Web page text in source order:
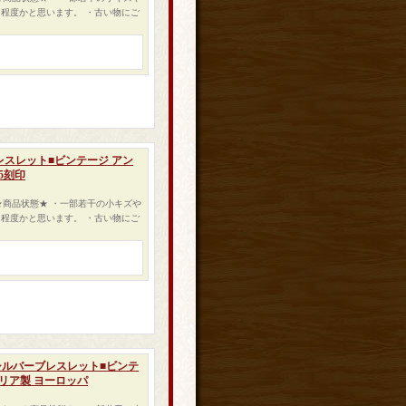
度かと思います。 ・古い物にご
レット■ビンテージ アン
刻印
品状態★ ・一部若干の小キズや
度かと思います。 ・古い物にご
バーブレスレット■ビンテ
ア製 ヨーロッパ